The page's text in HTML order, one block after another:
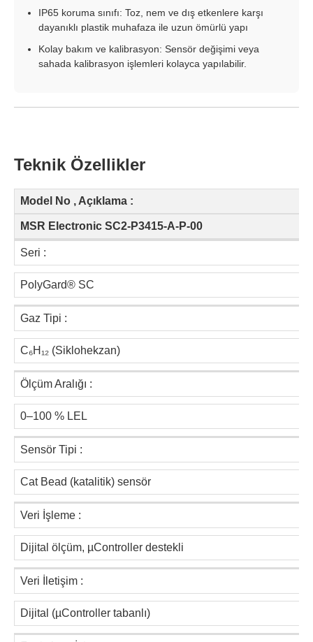
IP65 koruma sınıfı: Toz, nem ve dış etkenlere karşı
dayanıklı plastik muhafaza ile uzun ömürlü yapı
Kolay bakım ve kalibrasyon: Sensör değişimi veya
sahada kalibrasyon işlemleri kolayca yapılabilir.
Teknik Özellikler
Model No , Açıklama :
MSR Electronic SC2-P3415-A-P-00
Seri :
PolyGard® SC
Gaz Tipi :
C₆H₁₂ (Siklohekzan)
Ölçüm Aralığı :
0–100 % LEL
Sensör Tipi :
Cat Bead (katalitik) sensör
Veri İşleme :
Dijital ölçüm, µController destekli
Veri İletişim :
Dijital (µController tabanlı)